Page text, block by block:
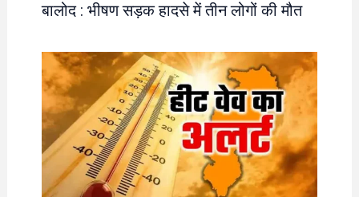
बालोद : भीषण सड़क हादसे में तीन लोगों की मौत